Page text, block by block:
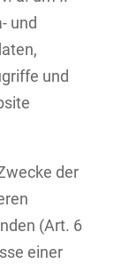
und
und
der
(Art. 6
einer